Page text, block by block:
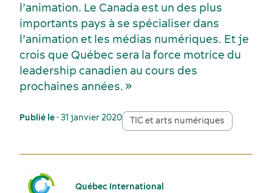
l’animation. Le Canada est un des plus
importants pays à se spécialiser dans
l’animation et les médias numériques. Et je
crois que Québec sera la force motrice du
leadership canadien au cours des
prochaines années. »
Publié le • 31 janvier 2020 TIC et arts numériques
Québec International